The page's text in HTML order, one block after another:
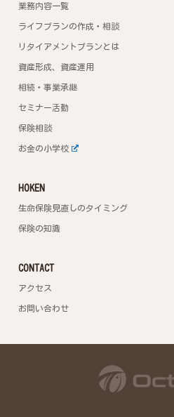
業務内容一覧
ライフプランの作成・相談
リタイアメントプランとは
資産形成、資産運用
相続・事業承継
セミナー活動
保険相談
お金の小学校
HOKEN
生命保険見直しのタイミング
保険の知識
CONTACT
アクセス
お問い合わせ